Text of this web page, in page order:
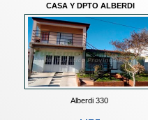
CASA Y DPTO ALBERDI
Alberdi 330